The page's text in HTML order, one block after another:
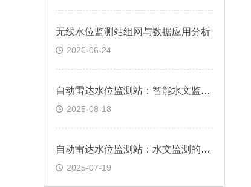
无线水位监测站组网与数据应用分析
2026-06-24
自动雷达水位监测站：智能水文监测的技术先锋
2025-08-18
自动雷达水位监测站：水文监测的“千里眼”
2025-07-19